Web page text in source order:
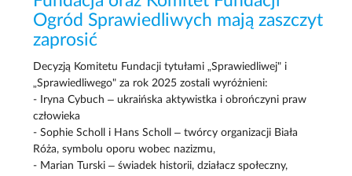
Ogród Sprawiedliwych mają zaszczyt
zaprosić
Decyzją Komitetu Fundacji tytułami „Sprawiedliwej" i
„Sprawiedliwego" za rok 2025 zostali wyróżnieni:
- Iryna Cybuch – ukraińska aktywistka i obrończyni praw
człowieka
- Sophie Scholl i Hans Scholl – twórcy organizacji Biała
Róża, symbolu oporu wobec nazizmu,
- Marian Turski – świadek historii, działacz społeczny,